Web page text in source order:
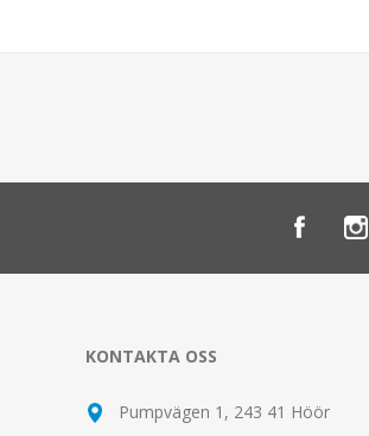
KONTAKTA OSS
Pumpvägen 1, 243 41 Höör